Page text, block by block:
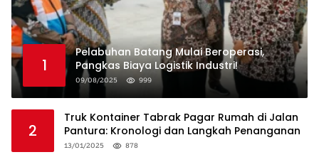
1
Pelabuhan Batang Mulai Beroperasi,
Pangkas Biaya Logistik Industri!
09/08/2025 999
2
Truk Kontainer Tabrak Pagar Rumah di Jalan
Pantura: Kronologi dan Langkah Penanganan
13/01/2025 878